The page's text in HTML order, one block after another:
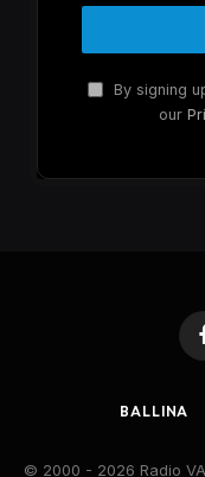
By signing
our
BALLINA
© 2000 - 2026 Radio